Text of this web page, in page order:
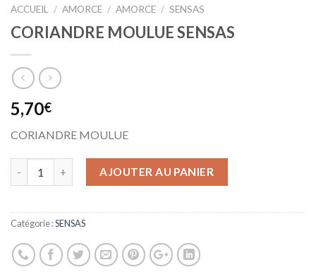
ACCUEIL / AMORCE / AMORCE / SENSAS
CORIANDRE MOULUE SENSAS
5,70€
CORIANDRE MOULUE
AJOUTER AU PANIER
Catégorie :SENSAS